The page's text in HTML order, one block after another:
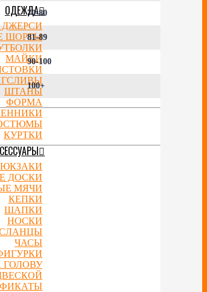
ОДЕЖДА
ДЖЕРСИ
ШОРТЫ
МАЙКИ
ШТАНЫ
ФОРМА
КУРТКИ
ДОСКИ
МЯЧИ
КЕПКИ
ШАПКИ
НОСКИ
ЧАСЫ
ГОЛОВУ
70-80
81-89
90-100
100+